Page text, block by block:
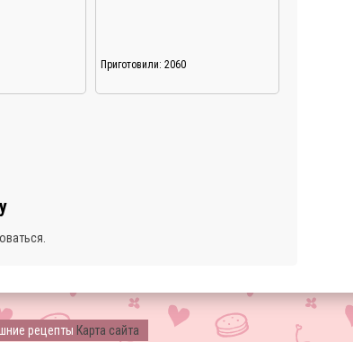
Приготовили: 2060
рецепты Карта сайта